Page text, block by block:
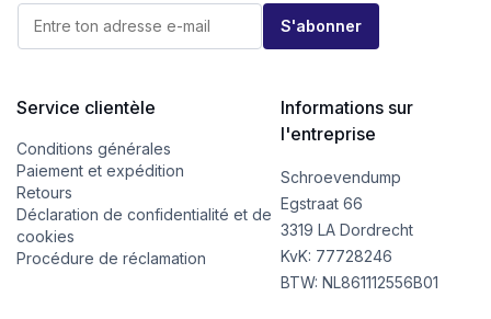
a
E
m
a
i
l
*
E
m
l
S'abonner
Service clientèle
Conditions générales
Paiement et expédition
Retours
Déclaration de confidentialité et de
cookies
Procédure de réclamation
Informations sur
l'entreprise
Schroevendump
Egstraat 66
3319 LA Dordrecht
KvK: 77728246
BTW: NL861112556B01